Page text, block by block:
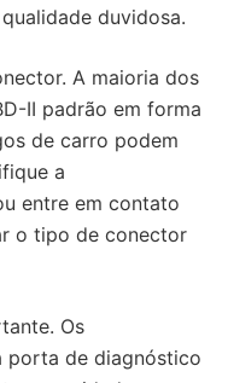
duvidosa.
A maioria dos
II padrão em forma
de carro podem
a
entre em contato
o tipo de conector
Os
porta de diagnóstico